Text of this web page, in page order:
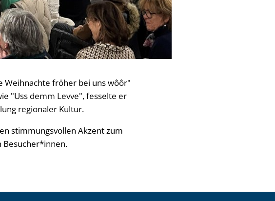
Weihnachte fröher bei uns wôôr"
"Uss demm Levve", fesselte er
regionaler Kultur.
stimmungsvollen Akzent zum
Besucher*innen.